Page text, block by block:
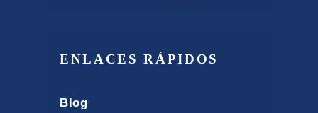
ENLACES RÁPIDOS
Blog